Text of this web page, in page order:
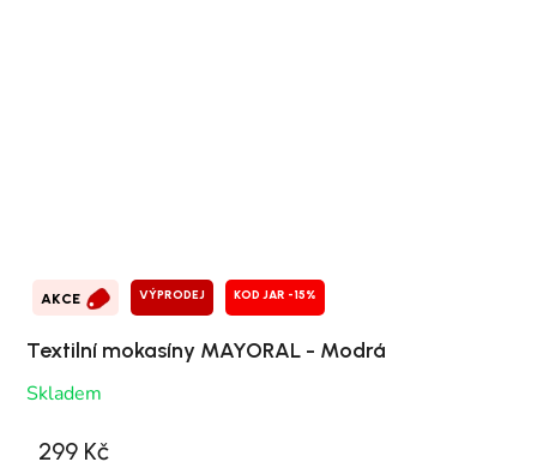
AKCE VÝPRODEJ KOD JAR -15%
Textilní mokasíny MAYORAL - Modrá
Skladem
299 Kč